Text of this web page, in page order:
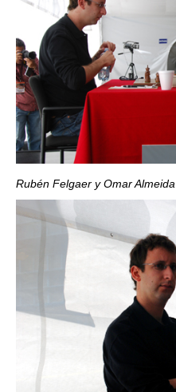
Rubén Felgaer y Omar Almeida